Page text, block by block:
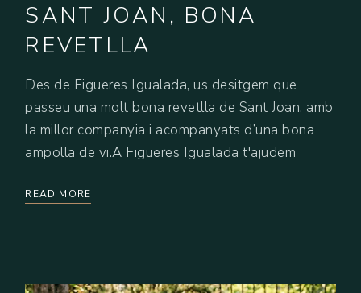
SANT JOAN, BONA
REVETLLA
Des de Figueres Igualada, us desitgem que
passeu una molt bona revetlla de Sant Joan, amb
la millor companyia i acompanyats d’una bona
ampolla de vi.A Figueres Igualada t'ajudem
READ MORE